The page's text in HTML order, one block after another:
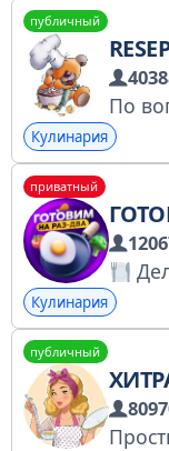
публичный
Кулинария
приватный
Делюсь простыми
Кулинария
публичный